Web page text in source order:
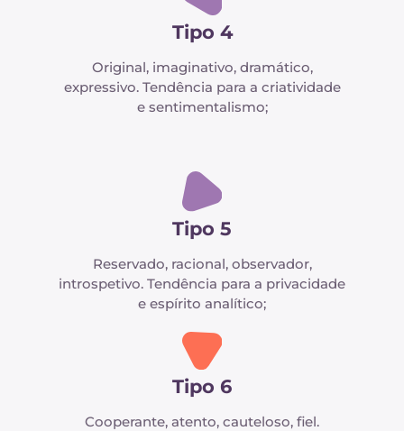
Tipo 4
Original, imaginativo, dramático,
expressivo. Tendência para a criatividade
e sentimentalismo;
Tipo 5
Reservado, racional, observador,
introspetivo. Tendência para a privacidade
e espírito analítico;
Tipo 6
Cooperante, atento, cauteloso, fiel.